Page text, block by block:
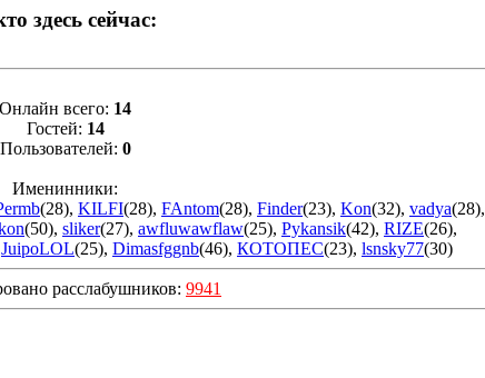
здесь сейчас:
Онлайн всего: 14
Гостей: 14
Пользователей: 0
Именинники:
(28), KILFI(28), FAntom(28), Finder(23), Kon(32), vadya(28),
(50), sliker(27), awfluwawflaw(25), Pykansik(42), RIZE(26),
JuipoLOL(25), Dimasfggnb(46), КОТОПЕС(23), lsnsky77(30)
расслабушников: 9941